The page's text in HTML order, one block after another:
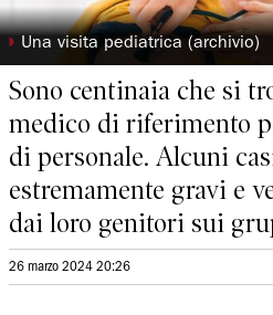
◗ Una visita pediatrica (archivio)
Sono centinaia che si
medico di riferimento
di personale. Alcuni
estremamente gravi e
dai loro genitori sui
26 marzo 2024 20:26